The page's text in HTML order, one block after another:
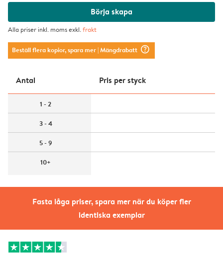
Fasta låga priser, spara mer när du köper fler
identiska exemplar
Börja skapa
Alla priser inkl. moms exkl.frakt
Beställ flera kopior, spara mer| Mängdrabatt question_mark_circle
Antal Pris per styck
1 - 2
3 - 4
5 - 9
10+